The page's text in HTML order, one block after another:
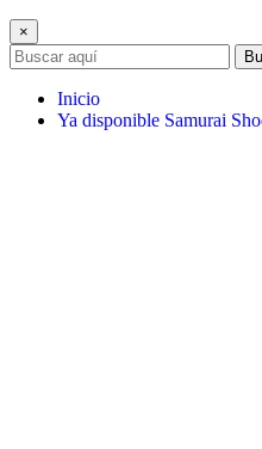
×
Inicio
Ya disponible Samurai